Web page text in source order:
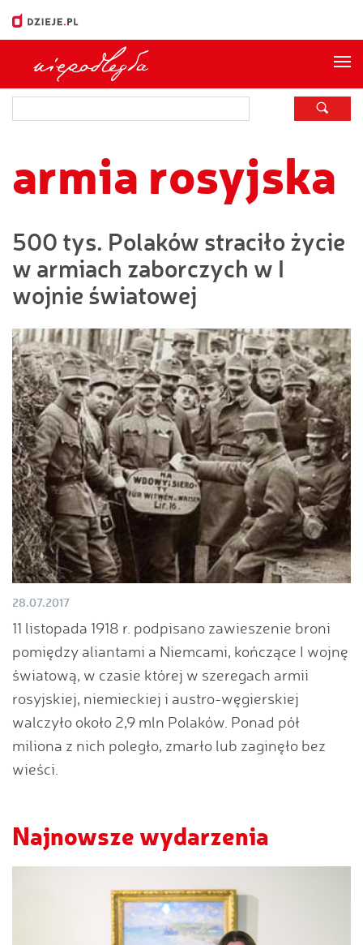
armia rosyjska
500 tys. Polaków straciło życie
w armiach zaborczych w I
wojnie światowej
28.07.2017
11 listopada 1918 r. podpisano zawieszenie broni
pomiędzy aliantami a Niemcami, kończące I wojnę
światową, w czasie której w szeregach armii
rosyjskiej, niemieckiej i austro-węgierskiej
walczyło około 2,9 mln Polaków. Ponad pół
miliona z nich poległo, zmarło lub zaginęło bez
wieści.
Najnowsze wydarzenia